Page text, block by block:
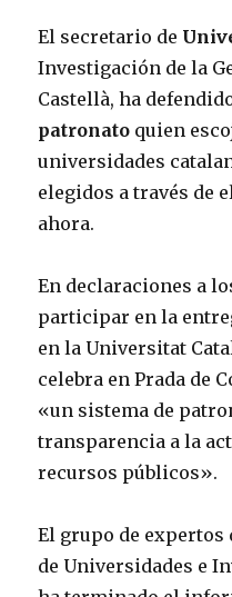
El secretario de
Investigación de la
Castellà, ha
patronato quien
universidades
elegidos a través de
ahora.
En declaraciones a
participar en la
en la Universitat
celebra en Prada de
«un sistema de
transparencia a la
recursos públicos».
El grupo de expertos
de Universidades e